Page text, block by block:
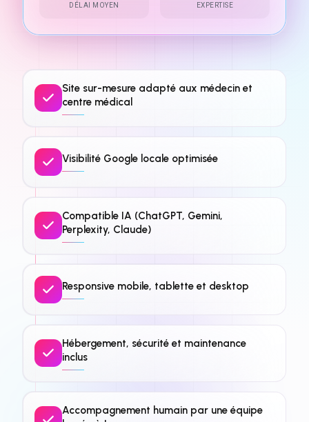
DÉLAI MOYEN EXPERTISE
Site sur-mesure adapté aux médecin et
centre médical
Visibilité Google locale optimisée
Compatible IA (ChatGPT, Gemini,
Perplexity, Claude)
Responsive mobile, tablette et desktop
Hébergement, sécurité et maintenance
inclus
Accompagnement humain par une équipe